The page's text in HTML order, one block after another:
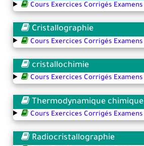
Cours Exercices Corrigés Examens
Cristallographie
Cours Exercices Corrigés Examens
cristallochimie
Cours Exercices Corrigés Examens
Thermodynamique chimique
Cours Exercices Corrigés Examens
Radiocristallographie